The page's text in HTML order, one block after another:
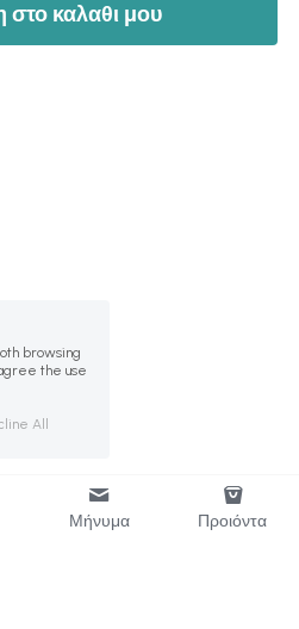
καλαθι μου
Μήνυμα Προιόντα
browsing
the use
All